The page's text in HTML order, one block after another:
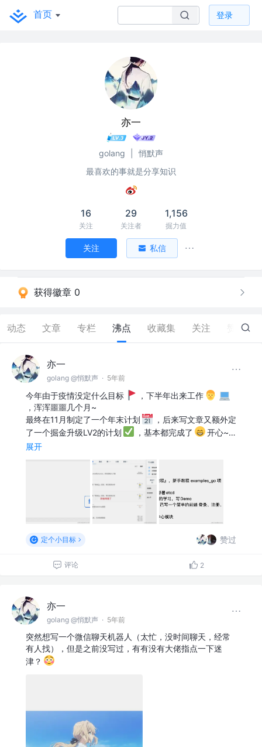
首页 登录
亦一
golang
悄默声
最喜欢的事就是分享知识
16
关注
29
关注者
1,156
掘力值
关注 私信
获得徽章 0
动态 文章 专栏 沸点 收藏集 关注 13
亦一
golang @悄默声 · 5年前
今年由于疫情没定什么目标
，下半年出来工作
，浑浑噩噩几个月~
最终在11月制定了一个年末计划
，后来写文章又额外定
了一个掘金升级LV2的计划
，基本都完成了
开心~…
展开
定个小目标 赞过
评论 2
亦一
golang @悄默声 · 5年前
突然想写一个微信聊天机器人（太忙，没时间聊天，经常
有人找），但是之前没写过，有有没有大佬指点一下迷
津？